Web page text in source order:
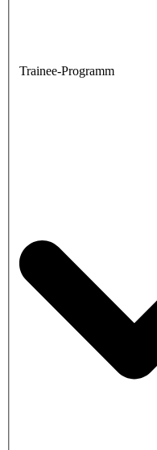
Trainee-Programm